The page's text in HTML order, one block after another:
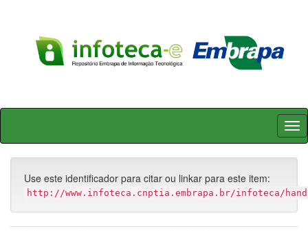
Skip
Use este identificador para citar ou linkar para este item:
http://www.infoteca.cnptia.embrapa.br/infoteca/